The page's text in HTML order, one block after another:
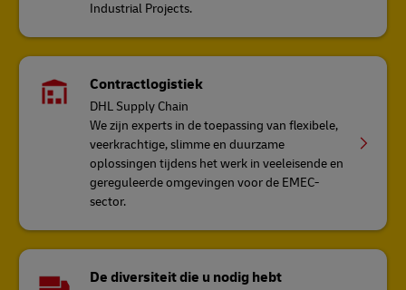
Industrial Projects.
Contractlogistiek
DHL Supply Chain
We zijn experts in de toepassing van flexibele,
veerkrachtige, slimme en duurzame
oplossingen tijdens het werk in veeleisende en
gereguleerde omgevingen voor de EMEC-
sector.
De diversiteit die u nodig hebt